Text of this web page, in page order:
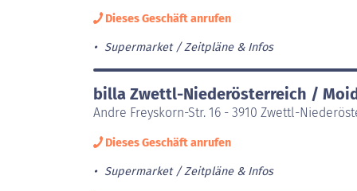
Dieses Geschäft anrufen
Supermarket Zeitpläne & Infos
billa Zwettl-Niederösterreich /
Andre Freyskorn-Str. 16 - 3910 Zwettl-
Dieses Geschäft anrufen
Supermarket Zeitpläne & Infos